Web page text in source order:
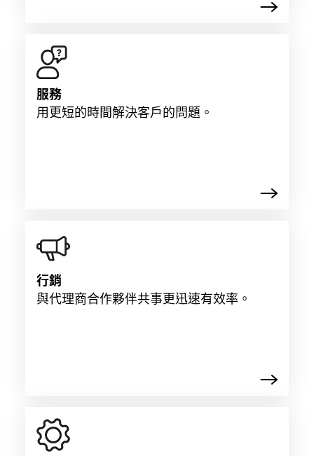
服務
用更短的時間解決客戶的問題。
行銷
與代理商合作夥伴共事更迅速有效率。